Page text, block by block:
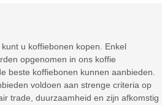
u koffiebonen kopen. Enkel
opgenomen in ons koffie
beste koffiebonen kunnen aanbieden.
voldoen aan strenge criteria op
trade, duurzaamheid en zijn afkomstig